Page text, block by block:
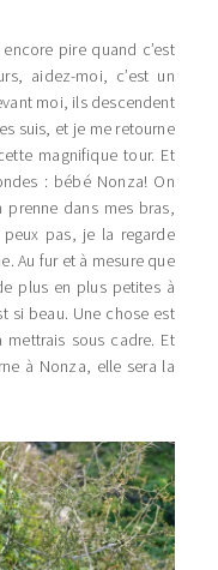
pire quand c’est
aidez-moi, c’est un
moi, ils descendent
suis, et je me retourne
magnifique tour. Et
: bébé Nonza! On
dans mes bras,
pas, je la regarde
Au fur et à mesure que
plus en plus petites à
si beau. Une chose est
sous cadre. Et
à Nonza, elle sera la